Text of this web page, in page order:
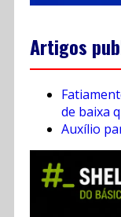
Artigos
de baixa
Auxílio